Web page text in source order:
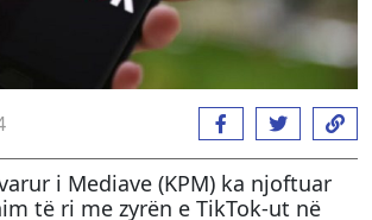
i Mediave (KPM) ka njoftuar
të ri me zyrën e TikTok-ut në